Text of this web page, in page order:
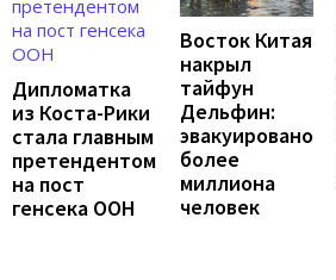
Дипломатка
из Коста-Рики
стала главным
претендентом
на пост
генсека ООН
Восток Китая
накрыл
тайфун
Дельфин:
эвакуировано
более
миллиона
человек